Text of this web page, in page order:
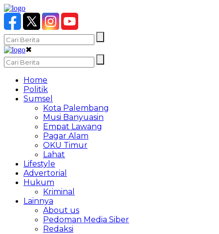
✖
Home
Politik
Sumsel
Kota Palembang
Musi Banyuasin
Empat Lawang
Pagar Alam
OKU Timur
Lahat
Lifestyle
Advertorial
Hukum
Kriminal
Lainnya
About us
Pedoman Media Siber
Redaksi